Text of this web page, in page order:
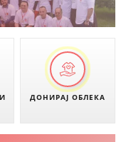
ДОНИРАЈ ОБЛЕКА